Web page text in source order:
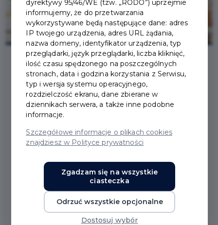
2026-02-12
BEZPŁATNE
WARSZTATY
PRZYGOTOWUJĄCE
UCZNIÓW DO
EGZAMINU
ÓSMOKLASISTY
dyrektywy 95/46/WE (tzw. „RODO”) uprzejmie
informujemy, że do przetwarzania
wykorzystywane będą następujące dane: adres
IP twojego urządzenia, adres URL żądania,
nazwa domeny, identyfikator urządzenia, typ
przeglądarki, język przeglądarki, liczba kliknięć,
ilość czasu spędzonego na poszczególnych
stronach, data i godzina korzystania z Serwisu,
typ i wersja systemu operacyjnego,
rozdzielczość ekranu, dane zbierane w
dziennikach serwera, a także inne podobne
informacje.
Szczegółowe informacje o plikach cookies
znajdziesz w Polityce prywatności
Zgadzam się na wszystkie
ciasteczka
Odrzuć wszystkie opcjonalne
Dostosuj wybór